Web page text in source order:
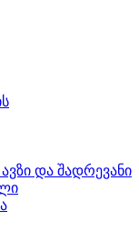
და შადრევანი